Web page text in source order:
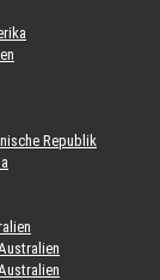
Republik